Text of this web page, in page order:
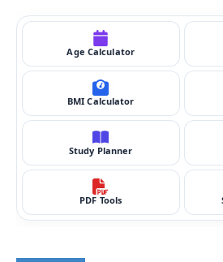
Age Calculator
BMI Calculator
Study Planner
PDF Tools